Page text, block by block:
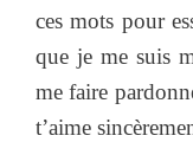
ces mots pour
que je me suis
me faire
t’aime